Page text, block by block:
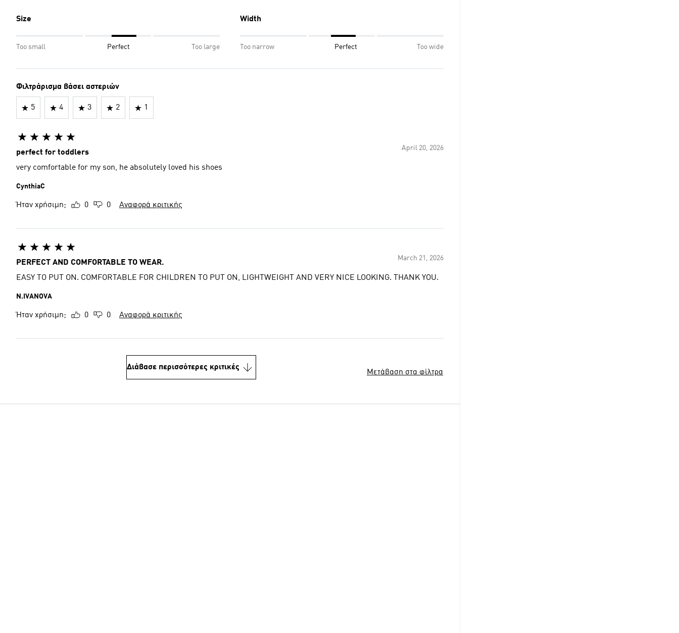
Size
Too small Perfect Too large
Width
Too narrow Perfect Too wide
Φιλτράρισμα βάσει αστεριών
5 4 3 2 1
April 20, 2026
perfect for toddlers
very comfortable for my son, he absolutely loved his shoes
CynthiaC
Ήταν χρήσιμη; 0 0 Αναφορά κριτικής
March 21, 2026
PERFECT AND COMFORTABLE TO WEAR.
EASY TO PUT ON. COMFORTABLE FOR CHILDREN TO PUT ON, LIGHTWEIGHT AND VERY NICE LOOKING. THANK YOU.
N.IVANOVA
Ήταν χρήσιμη; 0 0 Αναφορά κριτικής
Διάβασε περισσότερες κριτικές
Μετάβαση στα φίλτρα